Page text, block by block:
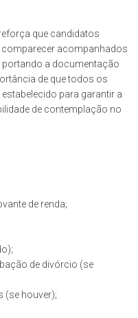
que candidatos
acompanhados
a documentação
de que todos os
para garantir a
de contemplação no
de renda;
de divórcio (se
(se houver);